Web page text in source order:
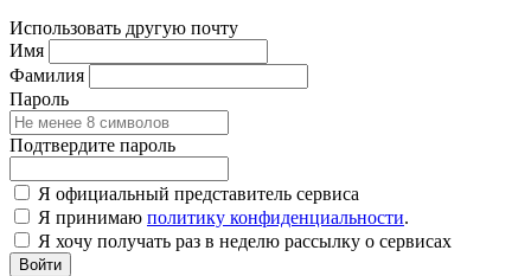
Использовать другую почту
Имя
Фамилия
Пароль
Подтвердите пароль
Я официальный представитель сервиса
Я принимаю политику конфиденциальности.
Я хочу получать раз в неделю рассылку о сервисах
Войти